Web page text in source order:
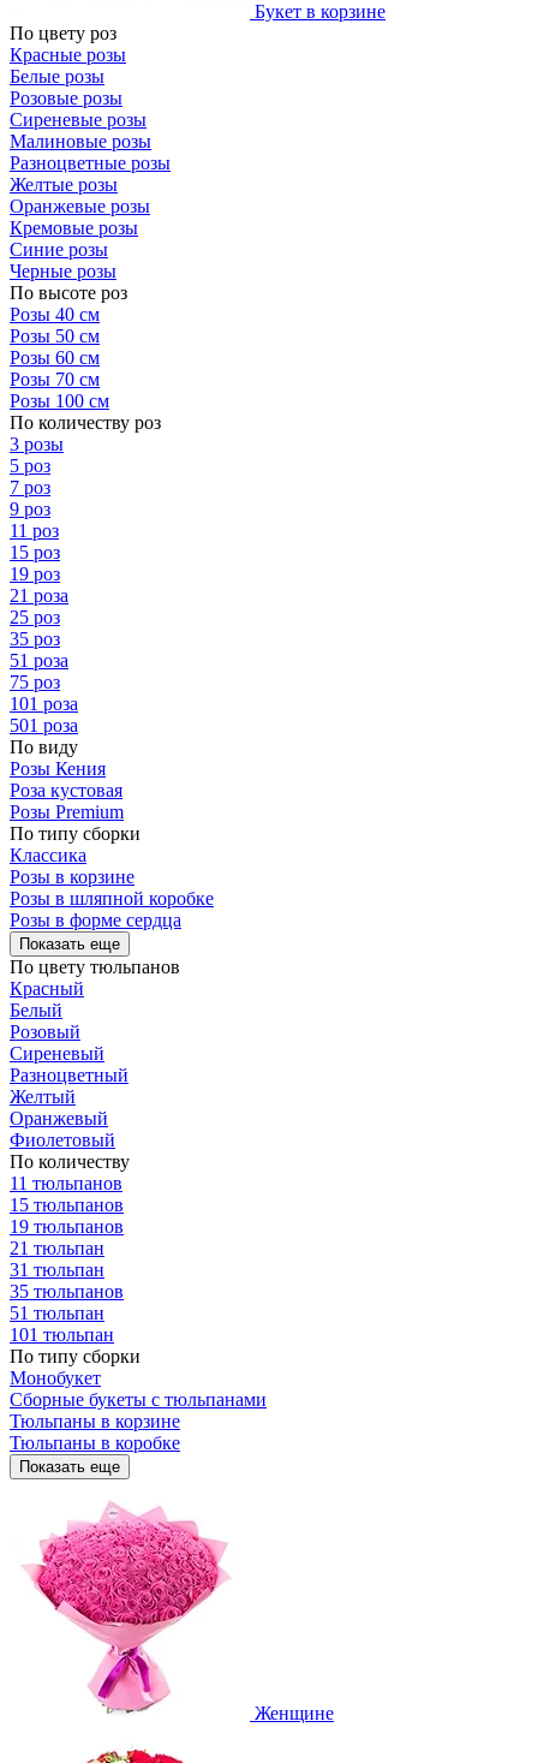
Букет в корзине
По цвету роз
Красные розы
Белые розы
Розовые розы
Сиреневые розы
Малиновые розы
Разноцветные розы
Желтые розы
Оранжевые розы
Кремовые розы
Синие розы
Черные розы
По высоте роз
Розы 40 см
Розы 50 см
Розы 60 см
Розы 70 см
Розы 100 см
По количеству роз
3 розы
5 роз
7 роз
9 роз
11 роз
15 роз
19 роз
21 роза
25 роз
35 роз
51 роза
75 роз
101 роза
501 роза
По виду
Розы Кения
Роза кустовая
Розы Premium
По типу сборки
Классика
Розы в корзине
Розы в шляпной коробке
Розы в форме сердца
Показать еще
По цвету тюльпанов
Красный
Белый
Розовый
Сиреневый
Разноцветный
Желтый
Оранжевый
Фиолетовый
По количеству
11 тюльпанов
15 тюльпанов
19 тюльпанов
21 тюльпан
31 тюльпан
35 тюльпанов
51 тюльпан
101 тюльпан
По типу сборки
Монобукет
Сборные букеты с тюльпанами
Тюльпаны в корзине
Тюльпаны в коробке
Показать еще
Женщине